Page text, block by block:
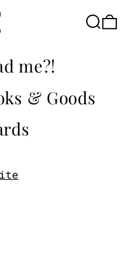
me?!
& Goods